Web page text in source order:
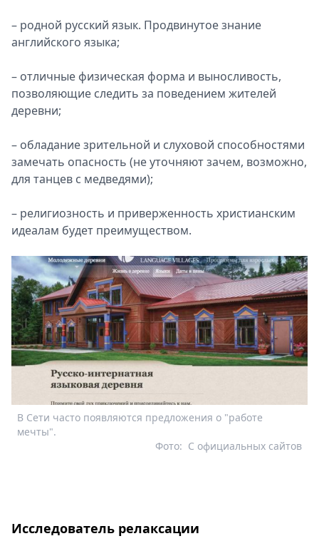
– родной русский язык. Продвинутое знание
английского языка;
– отличные физическая форма и выносливость,
позволяющие следить за поведением жителей
деревни;
– обладание зрительной и слуховой способностями
замечать опасность (не уточняют зачем, возможно,
для танцев с медведями);
– религиозность и приверженность христианским
идеалам будет преимуществом.
В Сети часто появляются предложения о "работе
мечты".
С официальных сайтов
Фото:
Исследователь релаксации